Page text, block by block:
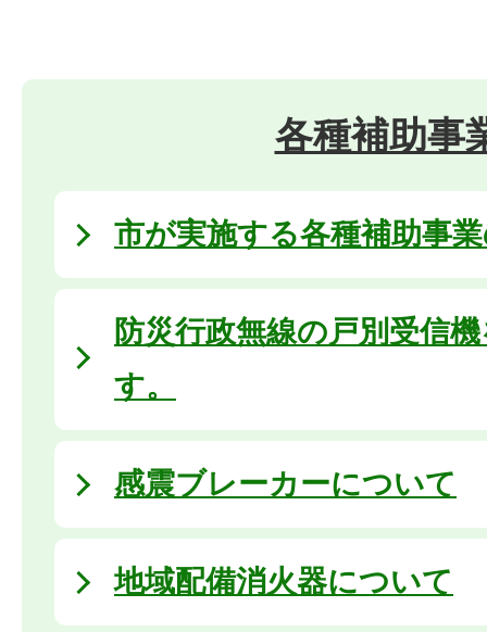
各種補助事
市が実施する各種補助事
防災行政無線の戸別受信
す。
感震ブレーカーについて
地域配備消火器について